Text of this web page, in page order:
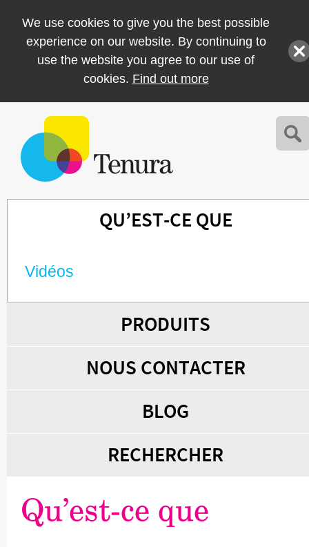
We use cookies to give you the best possible
experience on our website. By continuing to
use the website you agree to our use of
cookies. Find out more
QU’EST-CE QUE
Vidéos
PRODUITS
NOUS CONTACTER
BLOG
RECHERCHER
Qu’est-ce que